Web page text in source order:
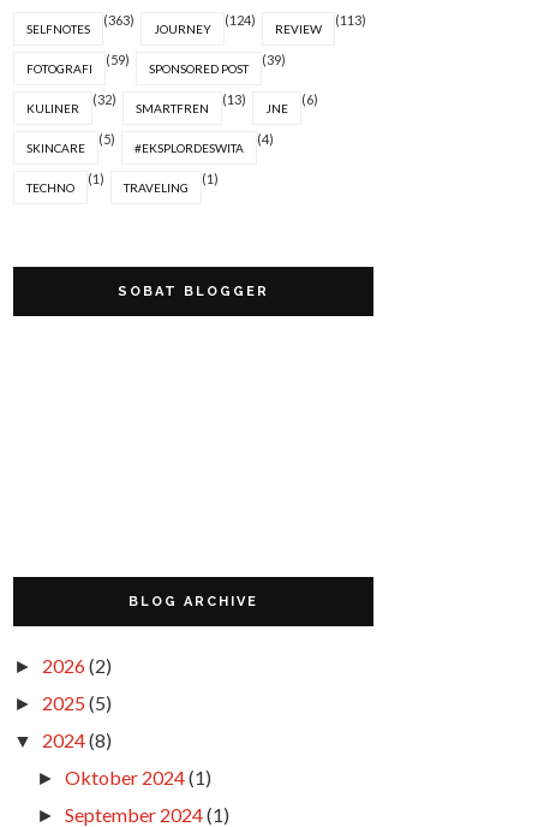
SELFNOTES
(363)
JOURNEY
(124)
REVIEW
(113)
FOTOGRAFI
(59)
SPONSORED POST
(39)
KULINER
(32)
SMARTFREN
(13)
JNE
(6)
SKINCARE
(5)
#EKSPLORDESWITA
(4)
TECHNO
(1)
TRAVELING
(1)
SOBAT BLOGGER
BLOG ARCHIVE
► 2026(2)
► 2025(5)
▼ 2024(8)
►Oktober 2024(1)
►September 2024(1)